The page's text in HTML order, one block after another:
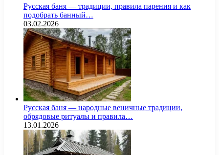
Русская баня — традиции, правила парения и как
подобрать банный…
03.02.2026
Русская баня — народные веничные традиции,
обрядовые ритуалы и правила…
13.01.2026